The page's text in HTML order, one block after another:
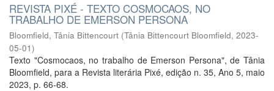
REVISTA PIXÉ - TEXTO COSMOCAOS, NO
TRABALHO DE EMERSON PERSONA
Bloomfield, Tânia Bittencourt (Tânia Bittencourt Bloomfield, 2023-
05-01)
Texto "Cosmocaos, no trabalho de Emerson Persona", de Tânia
Bloomfield, para a Revista literária Pixé, edição n. 35, Ano 5, maio
2023, p. 66-68.